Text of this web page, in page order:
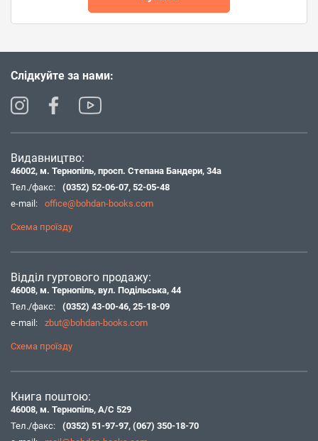
Слідкуйте за нами:
Видавництво:
46002, м. Тернопіль, просп. Степана Бандери, 34а
Тел./факс:
(0352) 52-06-07, 52-05-48
e-mail:
office@bohdan-books.com
Схема проїзду
Відділ гуртового продажу:
46008, м. Тернопіль, вул. Подільська, 44
Тел./факс:
(0352) 43-00-46, 25-18-09
e-mail:
zbut@bohdan-books.com
Схема проїзду
Книга поштою:
46008, м. Тернопіль, А/С 529
Тел./факс:
(0352) 51-97-97, (067) 350-18-70